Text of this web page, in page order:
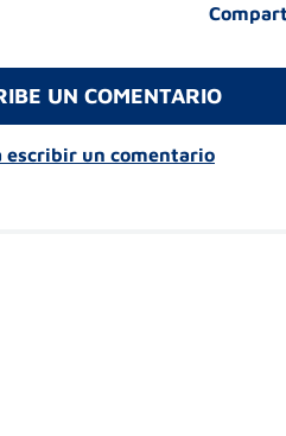
UN COMENTARIO
escribir un comentario